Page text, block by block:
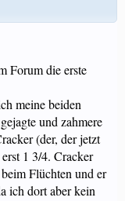
Forum die erste
meine beiden
und zahmere
(der, der jetzt
1 3/4. Cracker
Flüchten und er
ich dort aber kein